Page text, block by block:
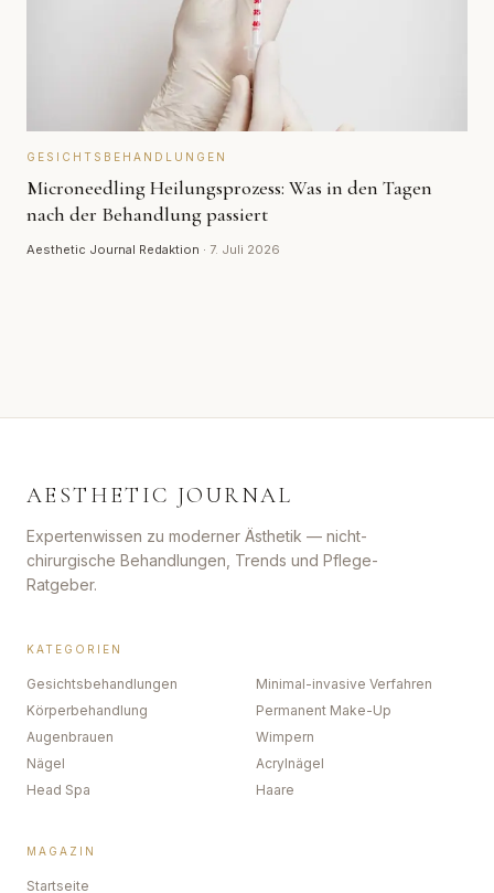
GESICHTSBEHANDLUNGEN
Microneedling Heilungsprozess: Was in den Tagen
nach der Behandlung passiert
Aesthetic Journal Redaktion · 7. Juli 2026
AESTHETIC JOURNAL
Expertenwissen zu moderner Ästhetik — nicht-
chirurgische Behandlungen, Trends und Pflege-
Ratgeber.
KATEGORIEN
Gesichtsbehandlungen
Minimal-invasive Verfahren
Körperbehandlung
Permanent Make-Up
Augenbrauen
Wimpern
Nägel
Acrylnägel
Head Spa
Haare
MAGAZIN
Startseite